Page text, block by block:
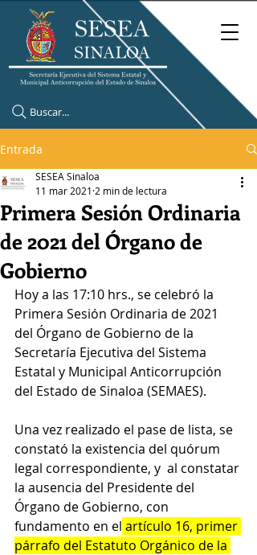
Buscar...
Entrada
Primera Sesión Ordinaria
de 2021 del Órgano de
Gobierno
SESEA Sinaloa
11 mar 2021 2 min de lectura
Hoy a las 17:10 hrs., se celebró la
Primera Sesión Ordinaria de 2021
del Órgano de Gobierno de la
Secretaría Ejecutiva del Sistema
Estatal y Municipal Anticorrupción
del Estado de Sinaloa (SEMAES).
Una vez realizado el pase de lista, se
constató la existencia del quórum
legal correspondiente, y  al constatar
la ausencia del Presidente del
Órgano de Gobierno, con
fundamento en el artículo 16, primer
párrafo del Estatuto Orgánico de la